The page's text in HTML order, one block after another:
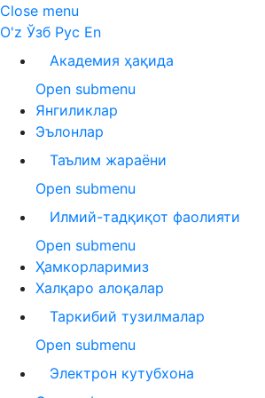
Close menu
O'z Ўзб Рус En
Академия ҳақида
Open submenu
Янгиликлар
Эълонлар
Таълим жараёни
Open submenu
Илмий-тадқиқот фаолияти
Open submenu
Ҳамкорларимиз
Халқаро алоқалар
Таркибий тузилмалар
Open submenu
Электрон кутубхона